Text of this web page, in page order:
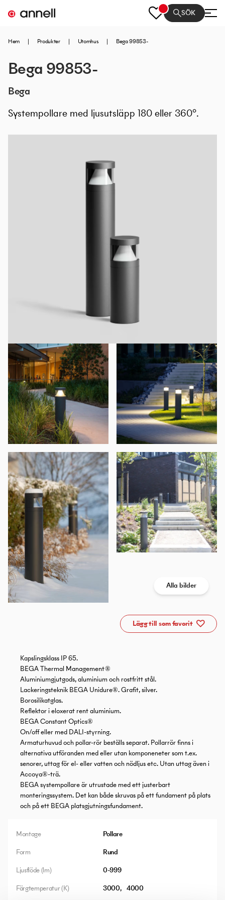
SÖK
Hem | Produkter | Utomhus | Bega 99853-
Bega 99853-
Bega
Systempollare med ljusutsläpp 180 eller 360°.
Alla bilder
Lägg till som favorit
Kapslingsklass IP 65.
BEGA Thermal Management ®
Aluminiumgjutgods, aluminium och rostfritt stål.
Lackeringsteknik BEGA Unidure®. Grafit, silver.
Borosilikatglas.
Reflektor i eloxerat rent aluminium.
BEGA Constant Optics®
On/off eller med DALI-styrning.
Armaturhuvud och pollar-rör beställs separat. Pollarrör finns i
alternativa utföranden med eller utan komponeneter som t.ex.
senorer, uttag för el- eller vatten och nödljus etc. Utan uttag även i
Accoya®-trä.
BEGA systempollare är utrustade med ett justerbart
monteringssystem. Det kan både skruvas på ett fundament på plats
och på ett BEGA platsgjutningsfundament.
Montage
Pollare
Form
Rund
Ljusflöde (lm)
0-999
Färgtemperatur (K)
3000 4000